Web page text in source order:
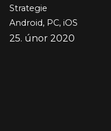
Strategie
Android, PC, iOS
25. únor 2020